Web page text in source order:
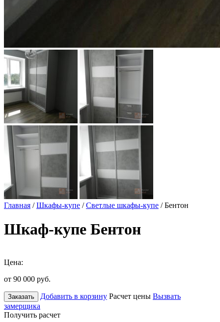
Главная /Шкафы-купе /Светлые шкафы-купе / Бентон
Шкаф-купе Бентон
Цена:
от 90 000 руб.
Заказать Добавить в корзину Расчет цены Вызвать
замерщика
Получить расчет